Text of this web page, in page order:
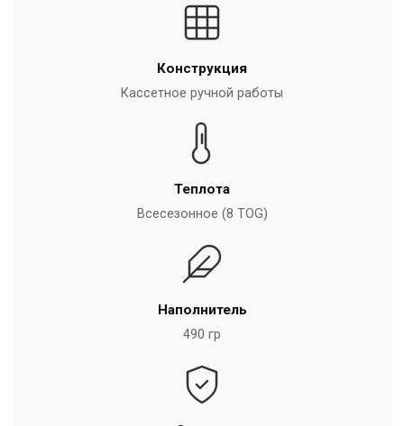
Конструкция
Кассетное ручной работы
Теплота
Всесезонное (8 TOG)
Наполнитель
490 гр